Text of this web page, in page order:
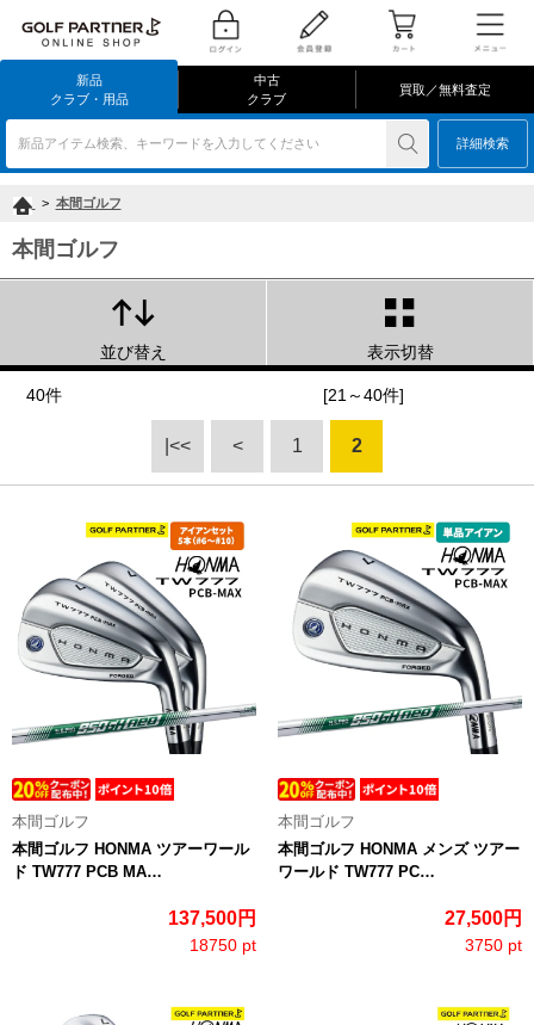
新品
クラブ・用品
中古
クラブ
買取／無料査定
新品アイテム検索、キーワードを入力してください 詳細検索
> 本間ゴルフ
本間ゴルフ
並び替え 表示切替
40件 [21～40件]
|<< < 1 2
本間ゴルフ
本間ゴルフ HONMA ツアーワール
ド TW777 PCB MA…
137,500円
18750 pt
本間ゴルフ
本間ゴルフ HONMA メンズ ツアー
ワールド TW777 PC…
27,500円
3750 pt